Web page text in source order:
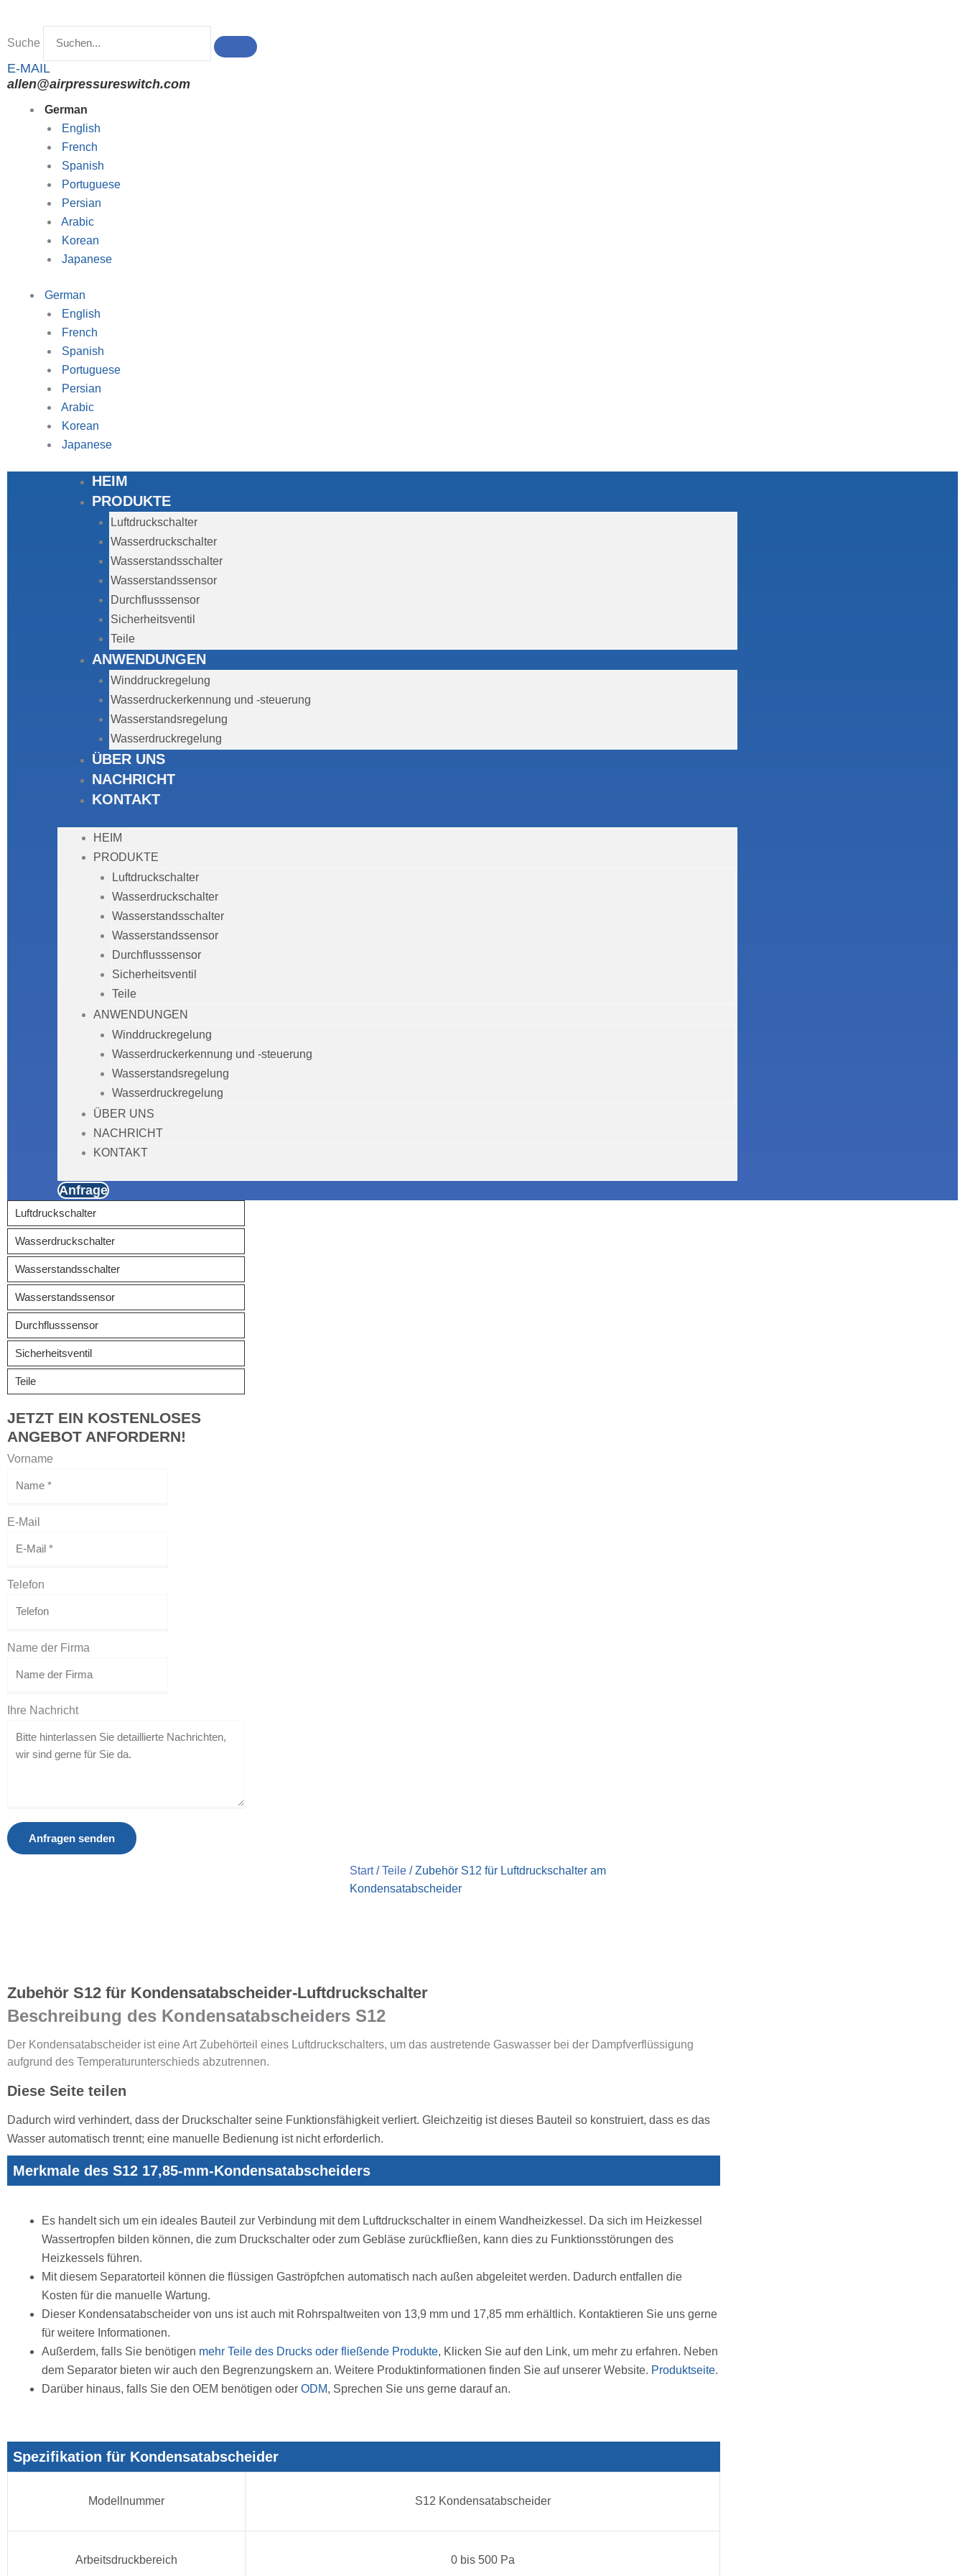
springen
Suche
E-MAIL
allen@airpressureswitch.com
German
English
French
Spanish
Portuguese
Persian
Arabic
Korean
Japanese
German
English
French
Spanish
Portuguese
Persian
Arabic
Korean
Japanese
HEIM
PRODUKTE
Luftdruckschalter
Wasserdruckschalter
Wasserstandsschalter
Wasserstandssensor
Durchflusssensor
Sicherheitsventil
Teile
ANWENDUNGEN
Winddruckregelung
Wasserdruckerkennung und -steuerung
Wasserstandsregelung
Wasserdruckregelung
ÜBER UNS
NACHRICHT
KONTAKT
HEIM
PRODUKTE
Luftdruckschalter
Wasserdruckschalter
Wasserstandsschalter
Wasserstandssensor
Durchflusssensor
Sicherheitsventil
Teile
ANWENDUNGEN
Winddruckregelung
Wasserdruckerkennung und -steuerung
Wasserstandsregelung
Wasserdruckregelung
ÜBER UNS
NACHRICHT
KONTAKT
Anfrage
Luftdruckschalter
Wasserdruckschalter
Wasserstandsschalter
Wasserstandssensor
Durchflusssensor
Sicherheitsventil
Teile
JETZT EIN KOSTENLOSES
ANGEBOT ANFORDERN!
Vorname
E-Mail
Telefon
Name der Firma
Ihre Nachricht
Anfragen senden
Start/Teile/ Zubehör S12 für Luftdruckschalter am
Kondensatabscheider
Zubehör S12 für Kondensatabscheider-Luftdruckschalter
Beschreibung des Kondensatabscheiders S12
Der Kondensatabscheider ist eine Art Zubehörteil eines Luftdruckschalters, um das austretende Gaswasser bei der Dampfverflüssigung
aufgrund des Temperaturunterschieds abzutrennen.
Diese Seite teilen
Dadurch wird verhindert, dass der Druckschalter seine Funktionsfähigkeit verliert. Gleichzeitig ist dieses Bauteil so konstruiert, dass es das
Wasser automatisch trennt; eine manuelle Bedienung ist nicht erforderlich.
Merkmale des S12 17,85-mm-Kondensatabscheiders
Es handelt sich um ein ideales Bauteil zur Verbindung mit dem Luftdruckschalter in einem Wandheizkessel. Da sich im Heizkessel
Wassertropfen bilden können, die zum Druckschalter oder zum Gebläse zurückfließen, kann dies zu Funktionsstörungen des
Heizkessels führen.
Mit diesem Separatorteil können die flüssigen Gaströpfchen automatisch nach außen abgeleitet werden. Dadurch entfallen die
Kosten für die manuelle Wartung.
Dieser Kondensatabscheider von uns ist auch mit Rohrspaltweiten von 13,9 mm und 17,85 mm erhältlich. Kontaktieren Sie uns gerne
für weitere Informationen.
Außerdem, falls Sie benötigen mehr Teile des Drucks oder fließende Produkte, Klicken Sie auf den Link, um mehr zu erfahren. Neben
dem Separator bieten wir auch den Begrenzungskern an. Weitere Produktinformationen finden Sie auf unserer Website. Produktseite.
Darüber hinaus, falls Sie den OEM benötigen oder ODM, Sprechen Sie uns gerne darauf an.
Spezifikation für Kondensatabscheider
Modellnummer S12 Kondensatabscheider
Arbeitsdruckbereich 0 bis 500 Pa